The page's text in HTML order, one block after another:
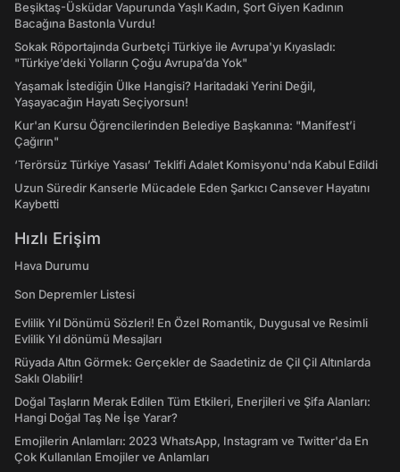
Beşiktaş-Üsküdar Vapurunda Yaşlı Kadın, Şort Giyen Kadının
Bacağına Bastonla Vurdu!
Sokak Röportajında Gurbetçi Türkiye ile Avrupa'yı Kıyasladı:
"Türkiye’deki Yolların Çoğu Avrupa’da Yok"
Yaşamak İstediğin Ülke Hangisi? Haritadaki Yerini Değil,
Yaşayacağın Hayatı Seçiyorsun!
Kur'an Kursu Öğrencilerinden Belediye Başkanına: "Manifest’i
Çağırın"
‘Terörsüz Türkiye Yasası’ Teklifi Adalet Komisyonu'nda Kabul Edildi
Uzun Süredir Kanserle Mücadele Eden Şarkıcı Cansever Hayatını
Kaybetti
Hızlı Erişim
Hava Durumu
Son Depremler Listesi
Evlilik Yıl Dönümü Sözleri! En Özel Romantik, Duygusal ve Resimli
Evlilik Yıl dönümü Mesajları
Rüyada Altın Görmek: Gerçekler de Saadetiniz de Çil Çil Altınlarda
Saklı Olabilir!
Doğal Taşların Merak Edilen Tüm Etkileri, Enerjileri ve Şifa Alanları:
Hangi Doğal Taş Ne İşe Yarar?
Emojilerin Anlamları: 2023 WhatsApp, Instagram ve Twitter'da En
Çok Kullanılan Emojiler ve Anlamları